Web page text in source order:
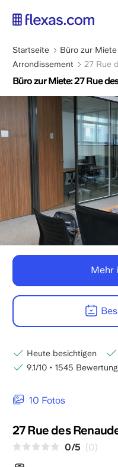
zum
Pfadnavigation
Startseite Büro zur Miete
Arrondissement
27 Rue
Büro zur Miete: 27 Rue
10 Fotos
27 Rue des
0/5 (0)
Mehr
Heute besichtigen
9.1/10 • 1545